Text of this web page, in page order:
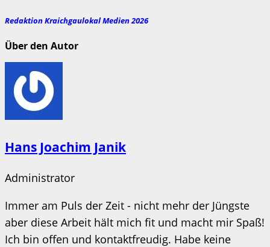
Redaktion Kraichgaulokal Medien 2026
Über den Autor
Hans Joachim Janik
Administrator
Immer am Puls der Zeit - nicht mehr der Jüngste
aber diese Arbeit hält mich fit und macht mir Spaß!
Ich bin offen und kontaktfreudig. Habe keine